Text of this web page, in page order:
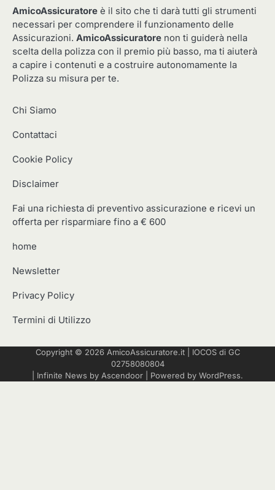
AmicoAssicuratore è il sito che ti darà tutti gli strumenti
necessari per comprendere il funzionamento delle
Assicurazioni. AmicoAssicuratore non ti guiderà nella
scelta della polizza con il premio più basso, ma ti aiuterà
a capire i contenuti e a costruire autonomamente la
Polizza su misura per te.
Chi Siamo
Contattaci
Cookie Policy
Disclaimer
Fai una richiesta di preventivo assicurazione e ricevi un
offerta per risparmiare fino a € 600
home
Newsletter
Privacy Policy
Termini di Utilizzo
Copyright © 2026 AmicoAssicuratore.it| IOCOSdi GC
02758080804
| Infinite News by Ascendoor | Powered by WordPress.